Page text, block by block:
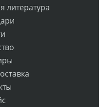
литература